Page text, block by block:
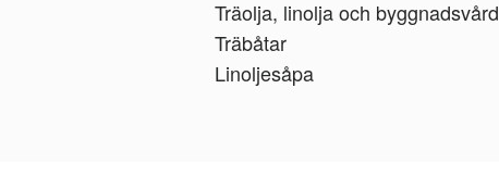
Träolja, linolja och byggnadsvård
Träbåtar
Linoljesåpa